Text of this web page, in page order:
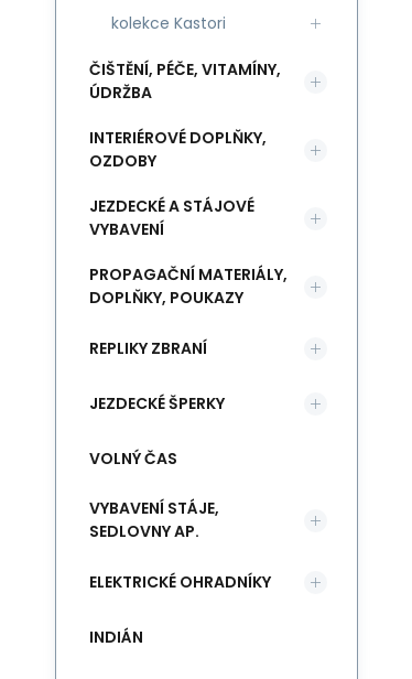
kolekce Kastori
ČIŠTĚNÍ, PÉČE, VITAMÍNY,
ÚDRŽBA
INTERIÉROVÉ DOPLŇKY,
OZDOBY
JEZDECKÉ A STÁJOVÉ
VYBAVENÍ
PROPAGAČNÍ MATERIÁLY,
DOPLŇKY, POUKAZY
REPLIKY ZBRANÍ
JEZDECKÉ ŠPERKY
VOLNÝ ČAS
VYBAVENÍ STÁJE,
SEDLOVNY AP.
ELEKTRICKÉ OHRADNÍKY
INDIÁN